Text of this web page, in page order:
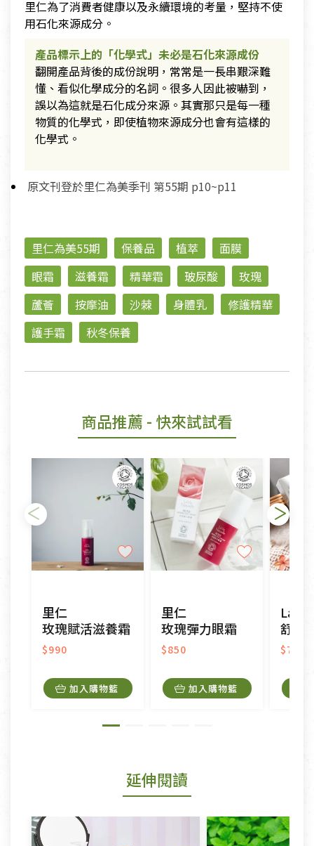
里仁為了消費者健康以及永續環境的考量，堅持不使
用石化來源成分。
產品標示上的「化學式」未必是石化來源成份
翻開產品背後的成份說明，常常是一長串艱深難
懂、看似化學成分的名詞。很多人因此被嚇到，
誤以為這就是石化成分來源。其實那只是每一種
物質的化學式，即使植物來源成分也會有這樣的
化學式。
原文刊登於里仁為美季刊 第55期 p10~p11
里仁為美55期 保養品 植萃
面膜
眼霜
滋養霜 精華霜 玻尿酸
玫瑰
蘆薈
按摩油 沙棘 身體乳
修護精華
護手霜
秋冬保養
商品推薦 - 快來試試看
里仁
玫瑰賦活滋養霜
$990
加入購物籃
里仁
玫瑰彈力眼霜
$850
加入購物籃
舒緩
$750
延伸閱讀